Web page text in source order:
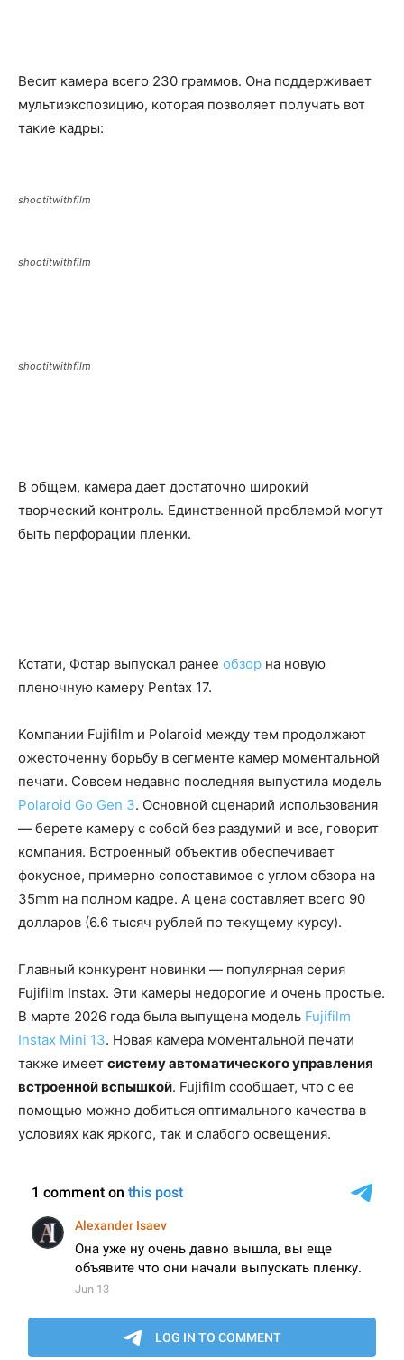
Весит камера всего 230 граммов. Она поддерживает
мультиэкспозицию, которая позволяет получать вот
такие кадры:
shootitwithfilm
shootitwithfilm
shootitwithfilm
В общем, камера дает достаточно широкий
творческий контроль. Единственной проблемой могут
быть перфорации пленки.
Кстати, Фотар выпускал ранее обзор на новую
пленочную камеру Pentax 17.
Компании Fujifilm и Polaroid между тем продолжают
ожесточенну борьбу в сегменте камер моментальной
печати. Совсем недавно последняя выпустила модель
Polaroid Go Gen 3. Основной сценарий использования
— берете камеру с собой без раздумий и все, говорит
компания. Встроенный объектив обеспечивает
фокусное, примерно сопоставимое с углом обзора на
35mm на полном кадре. А цена составляет всего 90
долларов (6.6 тысяч рублей по текущему курсу).
Главный конкурент новинки — популярная серия
Fujifilm Instax. Эти камеры недорогие и очень простые.
В марте 2026 года была выпущена модель Fujifilm
Instax Mini 13. Новая камера моментальной печати
также имеет систему автоматического управления
встроенной вспышкой. Fujifilm сообщает, что с ее
помощью можно добиться оптимального качества в
условиях как яркого, так и слабого освещения.